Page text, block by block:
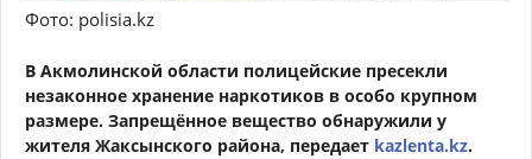
Фото: polisia.kz
В Акмолинской области полицейские пресекли
незаконное хранение наркотиков в особо крупном
размере. Запрещённое вещество обнаружили у
жителя Жаксынского района, передает kazlenta.kz.